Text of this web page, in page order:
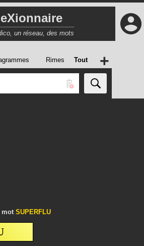
eXionnaire
un réseau, des mots
Rimes Tout +
mot SUPERFLU